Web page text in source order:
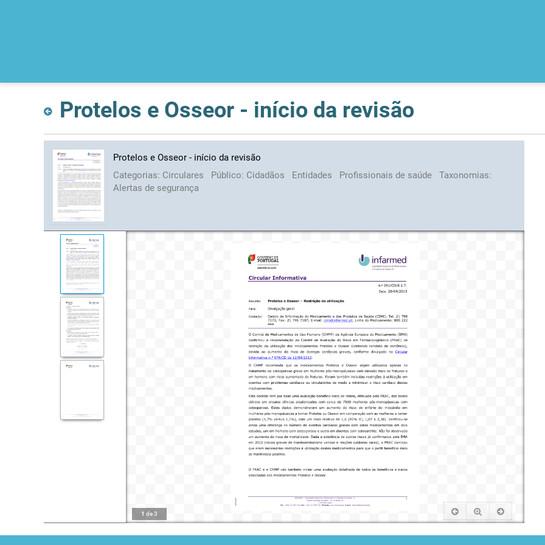
Protelos e Osseor - início da revisão
Protelos e Osseor - início da revisão
Categorias: Circulares Público: Cidadãos Entidades Profissionais de saúde
Taxonomias:
Alertas de segurança
1 de3